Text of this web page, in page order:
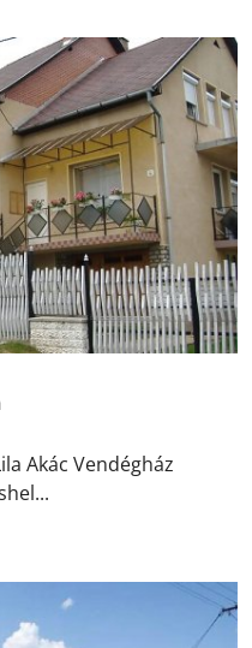
Akác Vendégház